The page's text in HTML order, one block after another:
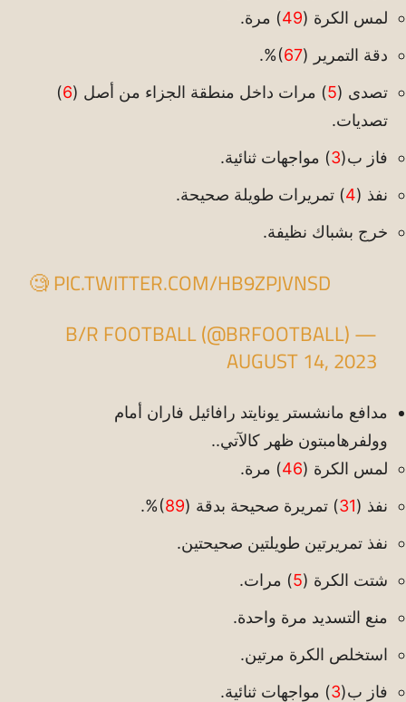
لمس الكرة (49) مرة.
دقة التمرير (67
)%.
تصدى (5) مرات داخل منطقة الجزاء من أصل (6
)
تصديات.
فاز ب(3) مواجهات ثنائية.
نفذ (4) تمريرات طويلة صحيحة.
خرج بشباك نظيفة.
🧐PIC.TWITTER.COM/HB9ZPJVNSD
— B/R FOOTBALL (@BRFOOTBALL)
AUGUST 14, 2023
مدافع مانشستر يونايتد رافائيل فاران أمام
وولفرهامبتون ظهر كالآتي..
لمس الكرة (46) مرة.
نفذ (31) تمريرة صحيحة بدقة (89
)%.
نفذ تمريرتين طويلتين صحيحتين.
شتت الكرة (5) مرات.
منع التسديد مرة واحدة.
استخلص الكرة مرتين.
فاز ب(3) مواجهات ثنائية.